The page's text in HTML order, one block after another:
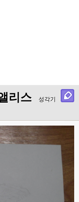
리스
성각기